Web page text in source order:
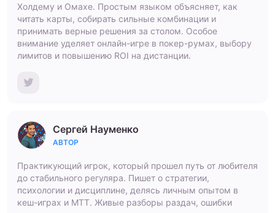
Холдему и Омахе. Простым языком объясняет, как
читать карты, собирать сильные комбинации и
принимать верные решения за столом. Особое
внимание уделяет онлайн-игре в покер-румах, выбору
лимитов и повышению ROI на дистанции.
Сергей Науменко
АВТОР
Практикующий игрок, который прошел путь от любителя
до стабильного регуляра. Пишет о стратегии,
психологии и дисциплине, делясь личным опытом в
кеш-играх и МТТ. Живые разборы раздач, ошибки